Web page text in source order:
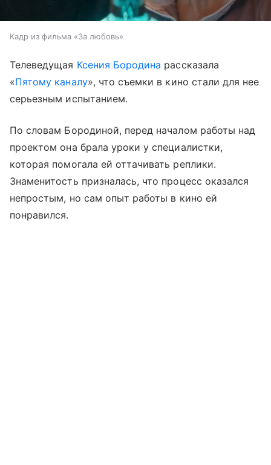
Кадр из фильма «За любовь»
Телеведущая Ксения Бородина рассказала
«Пятому каналу», что съемки в кино стали для нее
серьезным испытанием.
По словам Бородиной, перед началом работы над
проектом она брала уроки у специалистки,
которая помогала ей оттачивать реплики.
Знаменитость призналась, что процесс оказался
непростым, но сам опыт работы в кино ей
понравился.